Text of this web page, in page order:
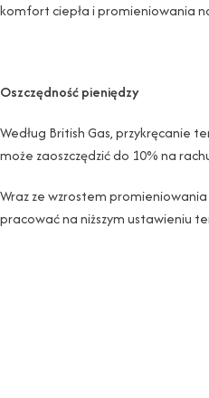
komfort ciepła i promieniowania
Oszczędność pieniędzy
Według British Gas, przykręcanie
może zaoszczędzić do 10% na
Wraz ze wzrostem
pracować na niższym ustawieniu